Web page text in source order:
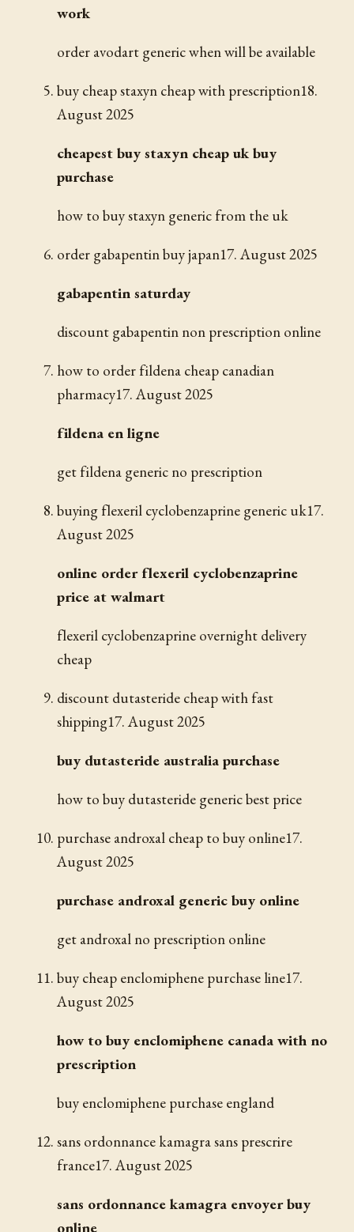
work
order avodart generic when will be available
buy cheap staxyn cheap with prescription18.
August 2025
cheapest buy staxyn cheap uk buy
purchase
how to buy staxyn generic from the uk
order gabapentin buy japan17. August 2025
gabapentin saturday
discount gabapentin non prescription online
how to order fildena cheap canadian
pharmacy17. August 2025
fildena en ligne
get fildena generic no prescription
buying flexeril cyclobenzaprine generic uk17.
August 2025
online order flexeril cyclobenzaprine
price at walmart
flexeril cyclobenzaprine overnight delivery
cheap
discount dutasteride cheap with fast
shipping17. August 2025
buy dutasteride australia purchase
how to buy dutasteride generic best price
purchase androxal cheap to buy online17.
August 2025
purchase androxal generic buy online
get androxal no prescription online
buy cheap enclomiphene purchase line17.
August 2025
how to buy enclomiphene canada with no
prescription
buy enclomiphene purchase england
sans ordonnance kamagra sans prescrire
france17. August 2025
sans ordonnance kamagra envoyer buy
online